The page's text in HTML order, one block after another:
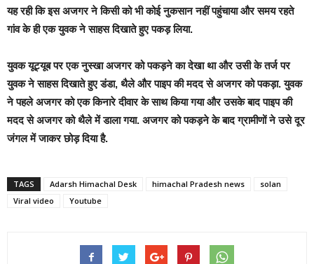
यह रही कि इस अजगर ने किसी को भी कोई नुकसान नहीं पहुंचाया और समय रहते
गांव के ही एक युवक ने साहस दिखाते हुए पकड़ लिया.
युवक यूट्यूब पर एक नुस्खा अजगर को पकड़ने का देखा था और उसी के तर्ज पर
युवक ने साहस दिखाते हुए डंडा, थैले और पाइप की मदद से अजगर को पकड़ा. युवक
ने पहले अजगर को एक किनारे दीवार के साथ किया गया और उसके बाद पाइप की
मदद से अजगर को थैले में डाला गया. अजगर को पकड़ने के बाद ग्रामीणों ने उसे दूर
जंगल में जाकर छोड़ दिया है.
TAGS Adarsh Himachal Desk himachal Pradesh news
solan
Viral video
Youtube